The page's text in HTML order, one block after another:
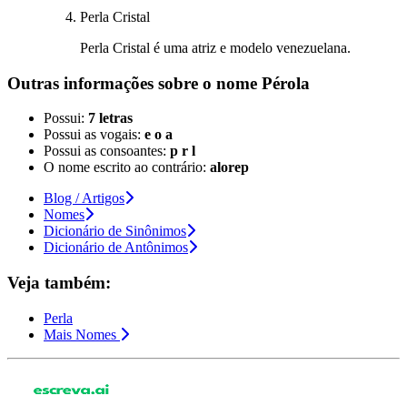
Perla Cristal
Perla Cristal é uma atriz e modelo venezuelana.
Outras informações sobre o nome Pérola
Possui: 7 letras
Possui as vogais: e o a
Possui as consoantes: p r l
O nome escrito ao contrário: alorep
Blog / Artigos
Nomes
Dicionário de Sinônimos
Dicionário de Antônimos
Veja também:
Perla
Mais Nomes